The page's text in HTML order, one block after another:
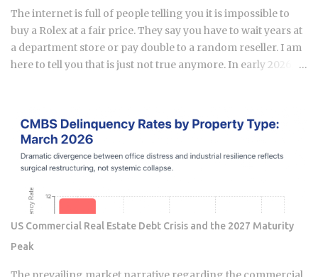
36% or less generally reads as favorable to them. A shorter
credit file feels an early closure more than...
The internet is full of people telling you it is impossible to
buy a Rolex at a fair price. They say you have to wait years at
a department store or pay double to a random reseller. I am
here to tell you that is just not true anymore. In early 2026,
going to lose money. I have spent years watching the shops
in Apgujeong and tracking the real numbers. The "open
run" craze is over, and a new, smarter era of watch investing
has started. This guide is my personal take on how to
burned. The Great Correction of the Apgujeong Luxury
Resale Market The massive lines outside department stores
retail prices again by about 2.5% to 6%. While the official
prices went up, the resale prices in places like Apgujeong
US Commercial Real Estate Debt Crisis and the 2027 Maturity
Peak